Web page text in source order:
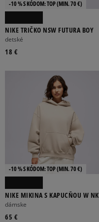
-10 % S KÓDOM: TOP (MIN. 70 €)
NIKE TRIČKO NSW FUTURA BOY
detské
18 €
-10 % S KÓDOM: TOP (MIN. 70 €)
NIKE MIKINA S KAPUCŇOU W NK
STDO FLC MW OS PO HDY
dámske
65 €